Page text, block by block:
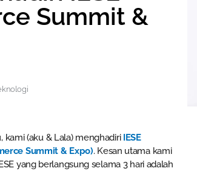
Summit &
kami (aku & Lala) menghadiri IESE
Summit & Expo). Kesan utama kami
yang berlangsung selama 3 hari adalah